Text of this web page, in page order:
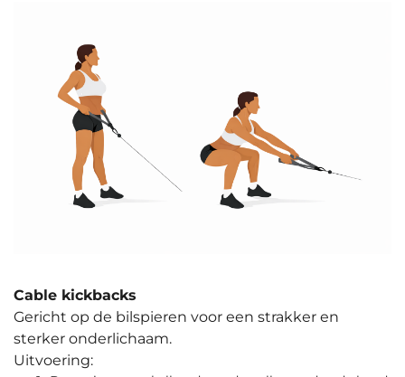
Cable kickbacks
Gericht op de bilspieren voor een strakker en
sterker onderlichaam.
Uitvoering: